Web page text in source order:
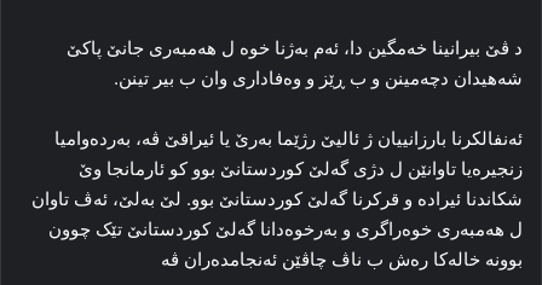
د ڤێ بیرانینا خه‌مگین دا، ئه‌م به‌ژنا خوه‌ ل هه‌مبه‌ری جانێ پاکێ
شه‌هیدان دچەمینن و ب ڕێز و وەفاداری وان ب بیر تینن.
ئه‌نفالکرنا بارزانییان ژ ئالیێ رژێما به‌رێ یا ئیراقێ ڤه‌، بەردەوامیا
زنجیرەیا تاوانێن ل دژی گه‌لێ کوردستانێ بوو کو ئارمانجا وێ
شکاندنا ئیراده‌ و قرکرنا گەلێ کوردستانێ بوو. لێ به‌لێ، ئه‌ڤ تاوان
ل هه‌مبه‌ری خوه‌راگری و به‌رخوه‌دانا گه‌لێ کوردستانێ تێک چوون
بوونە خالەکا رەش ب ناڤ چاڤێن ئەنجامدەران ڤە